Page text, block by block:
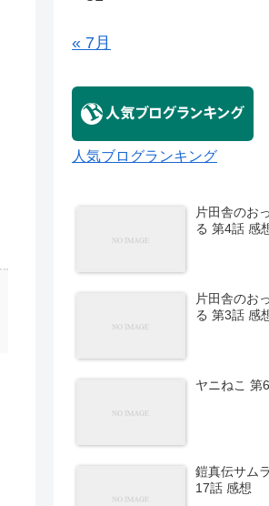
« 7月
人気ブログランキング
片田舎のお
る 第4話 感
片田舎のお
る 第3話 感
ヤニねこ 第
鎧真伝サム
17話 感想